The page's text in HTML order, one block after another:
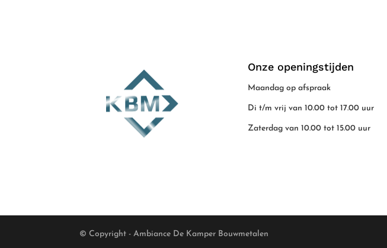
Onze openingstijden
Maandag op afspraak
Di t/m vrij van 10.00 tot 17.00 uur
Zaterdag van 10.00 tot 15.00 uur
© Copyright - Ambiance De Kamper Bouwmetalen